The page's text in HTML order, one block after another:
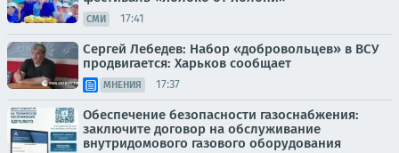
СМИ 17:41
Сергей Лебедев: Набор «добровольцев» в ВСУ
продвигается: Харьков сообщает
МНЕНИЯ 17:37
Обеспечение безопасности газоснабжения:
заключите договор на обслуживание
внутридомового газового оборудования